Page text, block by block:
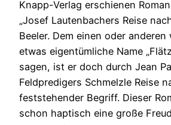
Knapp-Verlag erschienen
„Josef Lautenbachers Reise
Beeler. Dem einen oder anderen
etwas eigentümliche Name
sagen, ist er doch durch Jean
Feldpredigers Schmelzle Reise
feststehender Begriff. Dieser
schon haptisch eine große